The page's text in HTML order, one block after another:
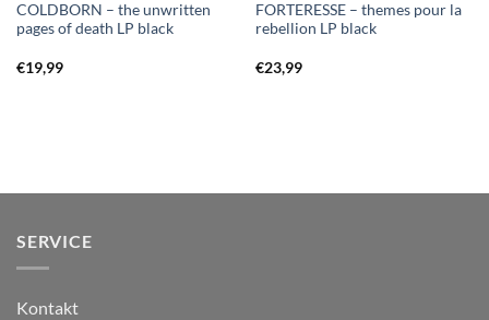
COLDBORN – the unwritten
pages of death LP black
€19,99
FORTERESSE – themes pour la
rebellion LP black
€23,99
SERVICE
Kontakt